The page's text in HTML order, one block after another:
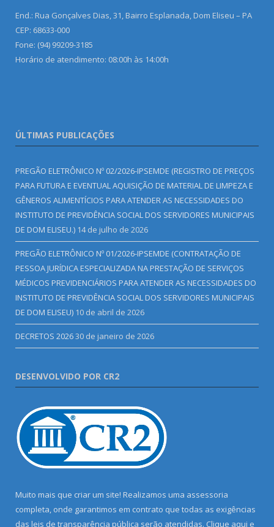
End.: Rua Gonçalves Dias, 31, Bairro Esplanada, Dom Eliseu – PA
CEP: 68633-000
Fone: (94) 99209-3185
Horário de atendimento: 08:00h às 14:00h
ÚLTIMAS PUBLICAÇÕES
PREGÃO ELETRÔNICO Nº 02/2026-IPSEMDE (REGISTRO DE PREÇOS
PARA FUTURA E EVENTUAL AQUISIÇÃO DE MATERIAL DE LIMPEZA E
GÊNEROS ALIMENTÍCIOS PARA ATENDER AS NECESSIDADES DO
INSTITUTO DE PREVIDÊNCIA SOCIAL DOS SERVIDORES MUNICIPAIS
DE DOM ELISEU.) 14 de julho de 2026
PREGÃO ELETRÔNICO Nº 01/2026-IPSEMDE (CONTRATAÇÃO DE
PESSOA JURÍDICA ESPECIALIZADA NA PRESTAÇÃO DE SERVIÇOS
MÉDICOS PREVIDENCIÁRIOS PARA ATENDER AS NECESSIDADES DO
INSTITUTO DE PREVIDÊNCIA SOCIAL DOS SERVIDORES MUNICIPAIS
DE DOM ELISEU) 10 de abril de 2026
DECRETOS 202630 de janeiro de 2026
DESENVOLVIDO POR CR2
Muito mais que criar um site! Realizamos uma assessoria
completa, onde garantimos em contrato que todas as exigências
das leis de transparência pública serão atendidas. Clique aqui e